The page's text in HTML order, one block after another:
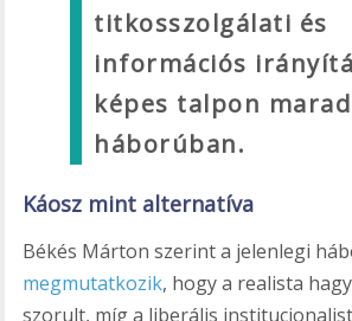
titkosszolgálati és
információs
képes talpon
háborúban.
Káosz mint alternatíva
Békés Márton szerint a jelenlegi
megmutatkozik, hogy a realista
szorult, míg a liberális